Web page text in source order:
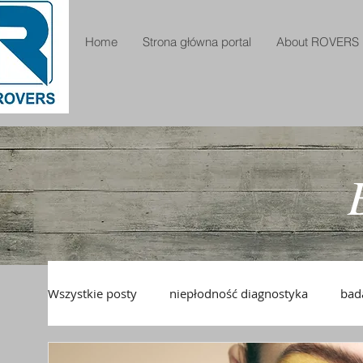
Home Strona główna portal About ROVERS
Wszystkie posty niepłodność diagnostyka
pianka drożność jajowodów